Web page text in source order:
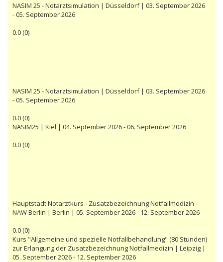
NASIM 25 - Notarztsimulation | Düsseldorf | 03. September 2026
- 05. September 2026
0.0(0)
NASIM 25 - Notarztsimulation | Düsseldorf | 03. September 2026
- 05. September 2026
0.0(0)
NASIM25 | Kiel | 04. September 2026 - 06. September 2026
0.0(0)
Hauptstadt Notarztkurs - Zusatzbezeichnung Notfallmedizin -
NAW Berlin | Berlin | 05. September 2026 - 12. September 2026
0.0(0)
Kurs "Allgemeine und spezielle Notfallbehandlung" (80 Stunden)
zur Erlangung der Zusatzbezeichnung Notfallmedizin | Leipzig |
05. September 2026 - 12. September 2026